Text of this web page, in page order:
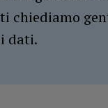
chiediamo
dati.